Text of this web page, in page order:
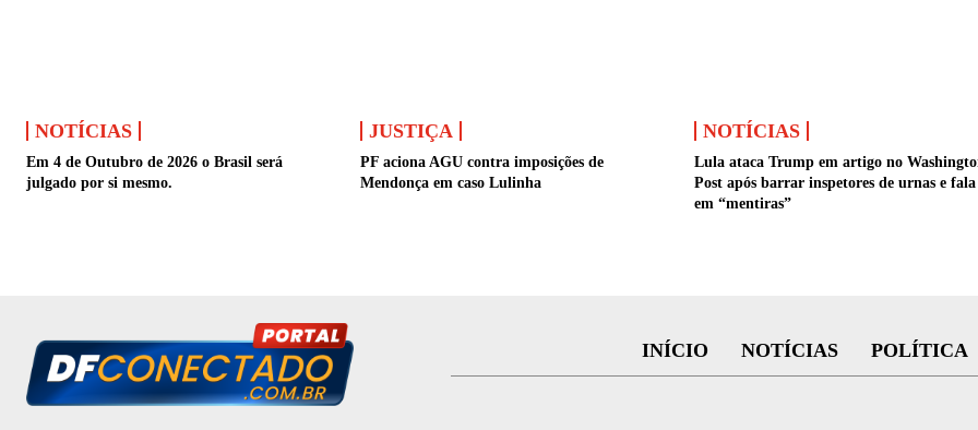
NOTÍCIAS
Em 4 de Outubro de 2026 o Brasil será
julgado por si mesmo.
JUSTIÇA
PF aciona AGU contra imposições de
Mendonça em caso Lulinha
NOTÍCIAS
Lula ataca Trump em artigo no
Post após barrar inspetores de urnas e fala
em “mentiras”
INÍCIO NOTÍCIAS POLÍTICA